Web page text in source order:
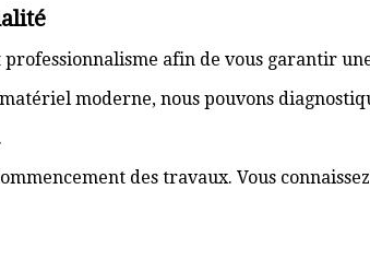
afin de vous garantir
moderne, nous pouvons
des travaux. Vous